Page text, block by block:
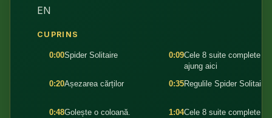
EN
CUPRINS
0:00Spider Solitaire 0:09Cele 8 suite complete
ajung aici
0:20Așezarea cărților 0:35Regulile Spider Solitaire
0:48Golește o coloană. 1:04Cele 8 suite complete